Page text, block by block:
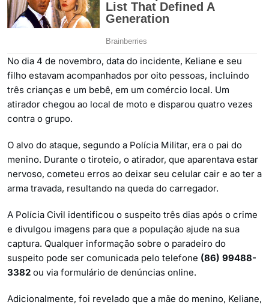
No dia 4 de novembro, data do incidente, Keliane e seu
filho estavam acompanhados por oito pessoas, incluindo
três crianças e um bebê, em um comércio local. Um
atirador chegou ao local de moto e disparou quatro vezes
contra o grupo.
O alvo do ataque, segundo a Polícia Militar, era o pai do
menino. Durante o tiroteio, o atirador, que aparentava estar
nervoso, cometeu erros ao deixar seu celular cair e ao ter a
arma travada, resultando na queda do carregador.
A Polícia Civil identificou o suspeito três dias após o crime
e divulgou imagens para que a população ajude na sua
captura. Qualquer informação sobre o paradeiro do
suspeito pode ser comunicada pelo telefone (86) 99488-
3382 ou via formulário de denúncias online.
Adicionalmente, foi revelado que a mãe do menino, Keliane,